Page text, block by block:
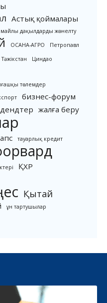
Астық қоймалары
майлы дақылдарды жөнелту
ОСАНА-АГРО Петропавл
Тәжікстан
Циндао
төлемдер
бизнес-форум
жалға беру
тауарлық кредит
ҚХР
Қытай
ұн тартушылар